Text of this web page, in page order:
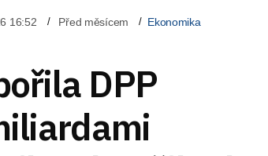
16:52 Před měsícem Ekonomika
DPP